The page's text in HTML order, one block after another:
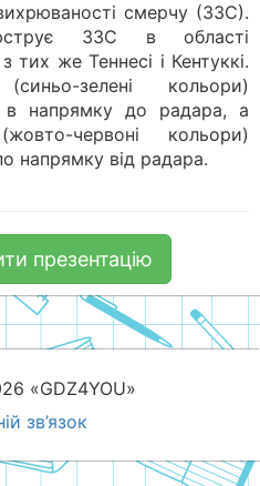
смерчу (ЗЗС).
ЗЗС в області
тих же Теннесі і Кентуккі.
зелені кольори)
в напрямку до радара, а
червоні кольори)
напрямку від радара.
презентацію
«GDZ4YOU»
зв’язок